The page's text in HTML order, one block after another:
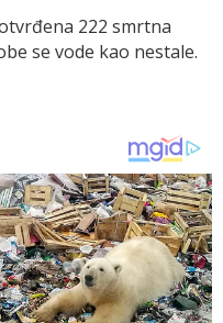
222 smrtna
se vode kao nestale.